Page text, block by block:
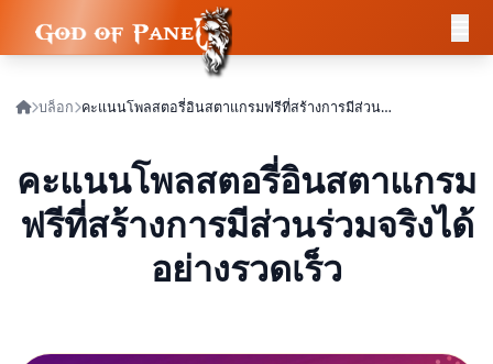
บล็อก คะแนนโพลสตอรี่อินสตาแกรมฟรีที่สร้างการมีส่วนร่วมจริงได้อย่างรวดเร็ว
คะแนนโพลสตอรี่อินสตาแกรม
ฟรีที่สร้างการมีส่วนร่วมจริงได้
อย่างรวดเร็ว